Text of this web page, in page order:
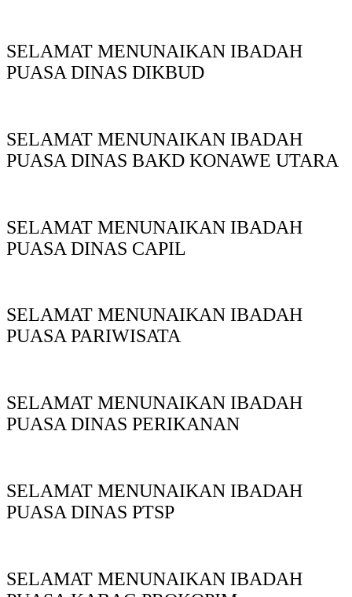
SELAMAT MENUNAIKAN IBADAH
PUASA DINAS DIKBUD
SELAMAT MENUNAIKAN IBADAH
PUASA DINAS BAKD KONAWE UTARA
SELAMAT MENUNAIKAN IBADAH
PUASA DINAS CAPIL
SELAMAT MENUNAIKAN IBADAH
PUASA PARIWISATA
SELAMAT MENUNAIKAN IBADAH
PUASA DINAS PERIKANAN
SELAMAT MENUNAIKAN IBADAH
PUASA DINAS PTSP
SELAMAT MENUNAIKAN IBADAH